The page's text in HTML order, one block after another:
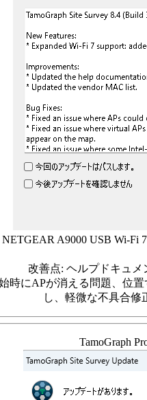
A9000 USB Wi-Fi
改善点: ヘルプドキュメ
時にAPが消える問題、位
し、軽微な不具合修
TamoGraph